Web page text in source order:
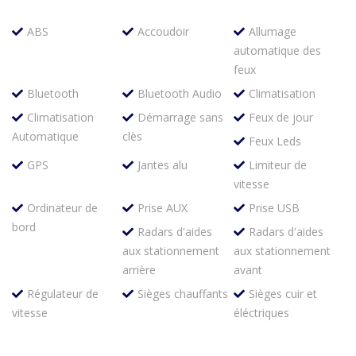
ABS Accoudoir
Allumage
automatique des
feux
Bluetooth
Bluetooth Audio
Climatisation
Climatisation
Automatique
Démarrage sans
clès
Feux de jour
Feux Leds
GPS
Jantes alu
Limiteur de
vitesse
Ordinateur de
bord
Prise AUX
Prise USB
Radars d'aides
aux stationnement
arrière
Radars d'aides
aux stationnement
avant
Régulateur de
vitesse
Sièges chauffants
Sièges cuir et
éléctriques